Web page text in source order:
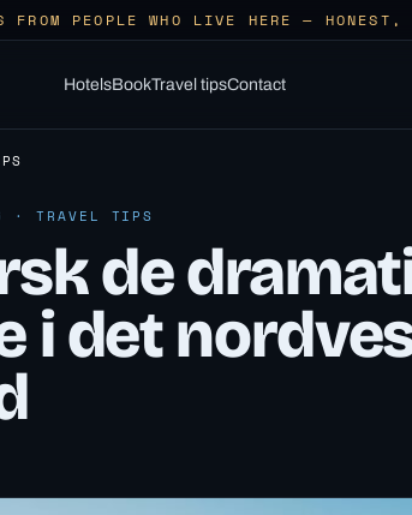
FROM PEOPLE WHO LIVE HERE —
HotelsBookTravel tipsContact
· TRAVEL TIPS
de
i det